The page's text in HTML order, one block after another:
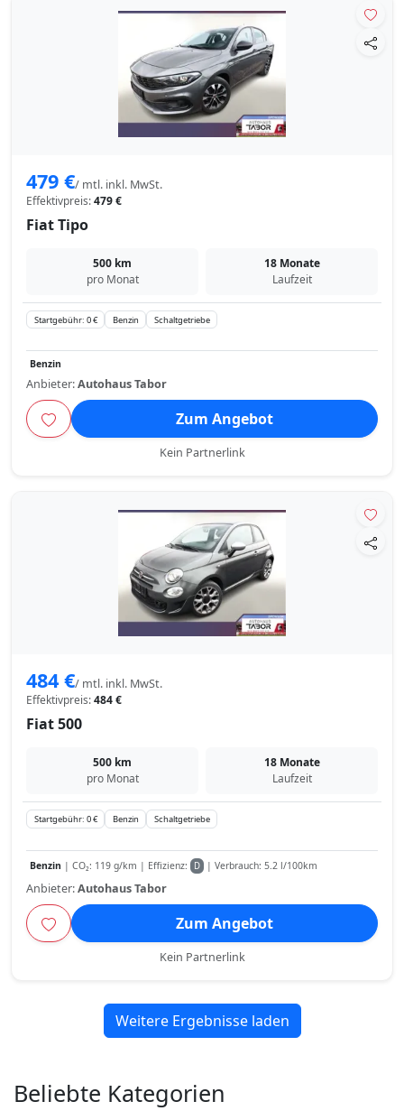
479 €/ mtl. inkl. MwSt.
Effektivpreis:479 €
Fiat Tipo
500 km
pro Monat
18 Monate
Laufzeit
Startgebühr: 0 € Benzin Schaltgetriebe
Benzin
Anbieter:Autohaus Tabor
Zum Angebot
Kein Partnerlink
484 €/ mtl. inkl. MwSt.
Effektivpreis:484 €
Fiat 500
500 km
pro Monat
18 Monate
Laufzeit
Startgebühr: 0 € Benzin Schaltgetriebe
Benzin | CO₂: 119 g/km | Effizienz: D | Verbrauch: 5.2 l/100km
Anbieter:Autohaus Tabor
Zum Angebot
Kein Partnerlink
Weitere Ergebnisse laden
Beliebte Kategorien